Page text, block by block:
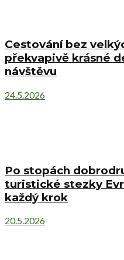
Cestování bez
překvapivě krásné
návštěvu
24.5.2026
Po stopách
turistické stezky
každý krok
20.5.2026